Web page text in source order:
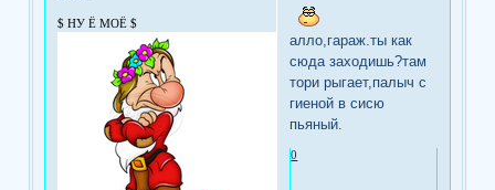
$ НУ Ё МОЁ $
алло,гараж.ты как
сюда заходишь?там
тори рыгает,палыч с
гиеной в сисю
пьяный.
0